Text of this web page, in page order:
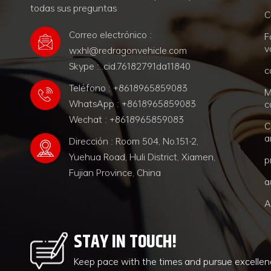
todas sus preguntas
Correo electrónico :
wxhl@redragonvehicle.com
Skype : .cid.76182791da11840
Teléfono : +8618965859083
WhatsApp : +8618965859083
Wechat : +8618965859083
Dirección : Room 504, No.151-2,
Yuehua Road, Huli District, Xiamen,
Fujian Province, China
STAY IN TOUCH!
Keep pace with the times and pursue